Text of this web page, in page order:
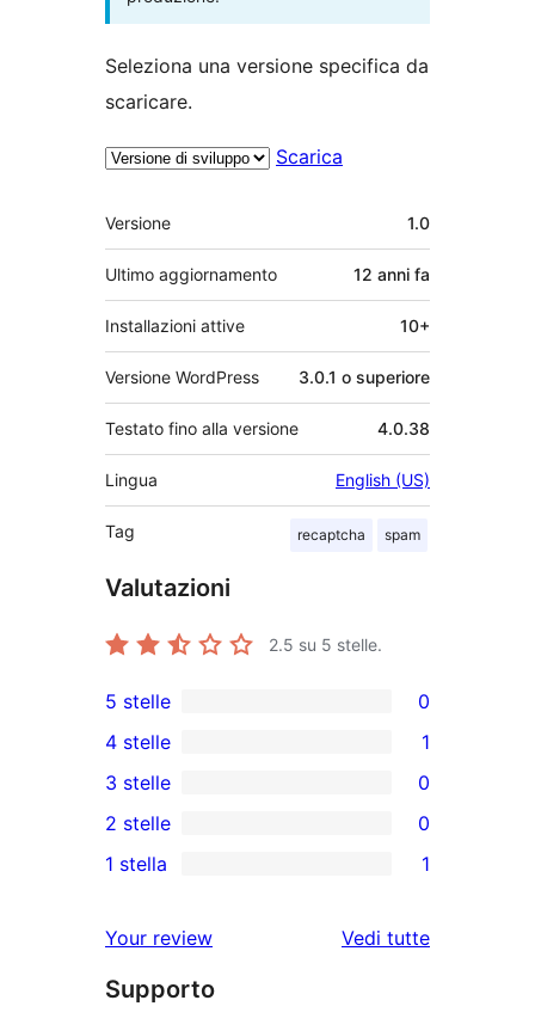
Seleziona una versione specifica da
scaricare.
Scarica
Meta
Versione 1.0
Ultimo aggiornamento 12 anni fa
Installazioni attive 10+
Versione WordPress 3.0.1 o superiore
Testato fino alla versione 4.0.38
Lingua English (US)
Tag recaptcha spam
Valutazioni
2.5 su 5 stelle.
0
recensioni
a
5-
stelle
5 stelle 0
4-
recensioni
a
4 stelle 1
0
recensioni
a
stelle
3 stelle 0
recensioni
2-
stelle
2 stelle 0
recensioni
a
1 stella 1
Your review Vedi tuttele
Supporto